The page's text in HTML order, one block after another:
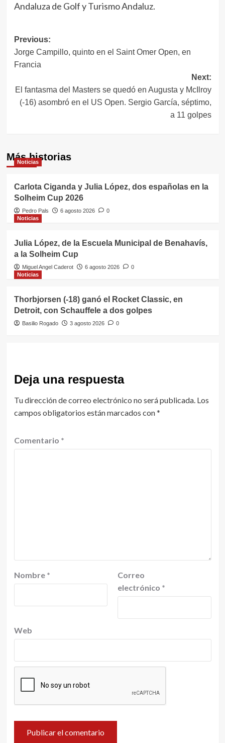
Andaluza de Golf y Turismo Andaluz.
Navegación
de
Previous:
Jorge Campillo, quinto en el Saint Omer Open, en
Francia
Next:
El fantasma del Masters se quedó en Augusta y McIlroy
(-16) asombró en el US Open. Sergio García, séptimo,
a 11 golpes
Más historias
Noticias
Carlota Ciganda y Julia López, dos españolas en la
Solheim Cup 2026
Pedro Pals 6 agosto 2026
0
Noticias
Julia López, de la Escuela Municipal de Benahavís,
a la Solheim Cup
Miguel Angel Caderot 6 agosto 2026
0
Noticias
Thorbjorsen (-18) ganó el Rocket Classic, en
Detroit, con Schauffele a dos golpes
Basilio Rogado 3 agosto 2026 0
Deja una respuesta
Tu dirección de correo electrónico no será publicada. Los
campos obligatorios están marcados con*
Comentario *
Nombre *
Correo
electrónico *
Web